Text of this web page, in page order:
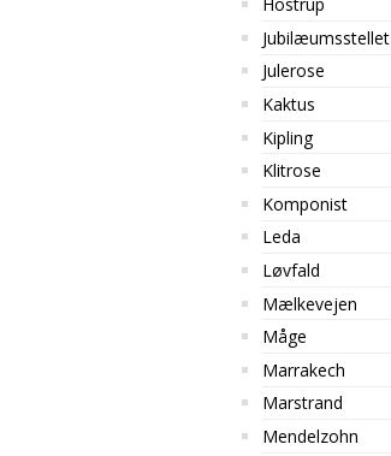
Jubilæumsstellet
Julerose
Kaktus
Kipling
Klitrose
Komponist
Leda
Løvfald
Mælkevejen
Måge
Marrakech
Marstrand
Mendelzohn